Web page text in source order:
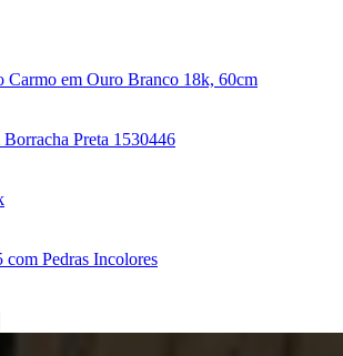
Carmo em Ouro Branco 18k, 60cm
Preta 1530446
Pedras Incolores